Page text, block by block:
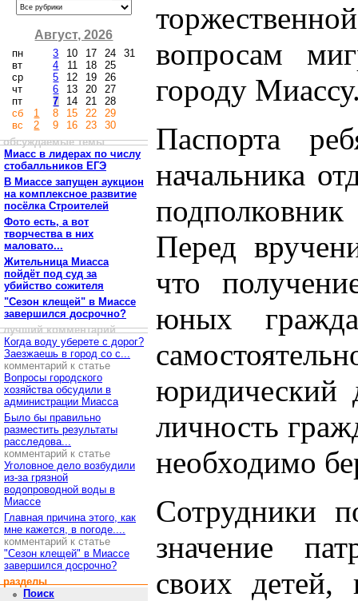
Август, 2026
пн
вт
ср
чт
пт
сб
вс
1
2
3
4
5
6
7
8
9
10
11
12
13
14
15
16
17
18
19
20
21
22
23
24
25
26
27
28
29
30
31
обсуждаемые темы
Миасс в лидерах по числу
стобалльников ЕГЭ
В Миассе запущен аукцион
на комплексное развитие
посёлка Строителей
Фото есть, а вот
творчества в них
маловато...
Жительница Миасса
пойдёт под суд за
убийство сожителя
"Сезон клещей" в Миассе
завершился досрочно?
лучший комментарий
Когда воду уберете с дорог?
Заезжаешь в город со с...
комментарий к статье
Вопросы городского
хозяйства обсудили в
администрации Миасса
Было бы правильно
разместить результаты
расследова...
комментарий к статье
Уголовное дело возбудили
из-за грязной
водопроводной воды в
Миассе
Главная причина этого, как
мне кажется, в погоде....
комментарий к статье
"Сезон клещей" в Миассе
завершился досрочно?
разделы
Поиск
вопросам
городу
Паспорта
начальника
Перед
что
юных
юридический
личность
необходимо
Сотрудники
значение
своих